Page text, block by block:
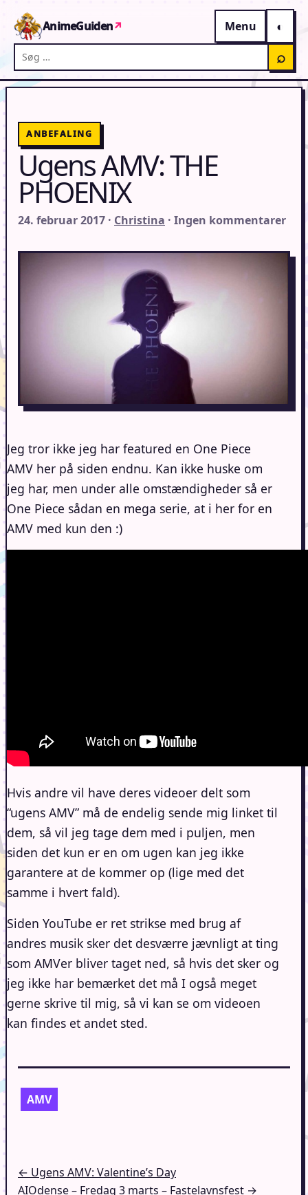
AnimeGuiden↗
Menu
Søg på AnimeGuiden
⌕
ANBEFALING
Ugens AMV: THE
PHOENIX
24. februar 2017 · Christina · Ingen kommentarer
Jeg tror ikke jeg har featured en One Piece
AMV her på siden endnu. Kan ikke huske om
jeg har, men under alle omstændigheder så er
One Piece sådan en mega serie, at i her for en
AMV med kun den :)
Hvis andre vil have deres videoer delt som
“ugens AMV” må de endelig sende mig linket til
dem, så vil jeg tage dem med i puljen, men
siden det kun er en om ugen kan jeg ikke
garantere at de kommer op (lige med det
samme i hvert fald).
Siden YouTube er ret strikse med brug af
andres musik sker det desværre jævnligt at ting
som AMVer bliver taget ned, så hvis det sker og
jeg ikke har bemærket det må I også meget
gerne skrive til mig, så vi kan se om videoen
kan findes et andet sted.
AMV
Indlægsnavigation
← Ugens AMV: Valentine’s Day
AIOdense – Fredag 3 marts – Fastelavnsfest →